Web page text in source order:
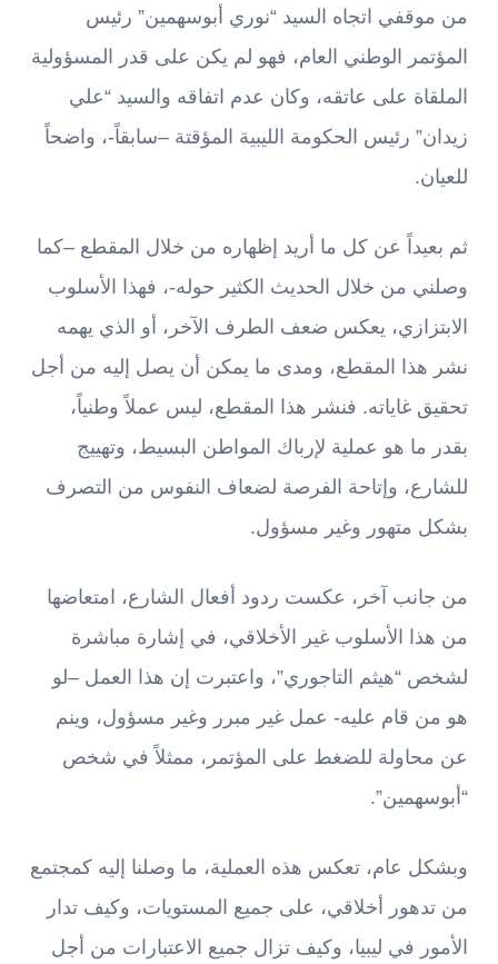
من موقفي اتجاه السيد “نوري أبوسهمين” رئيس
المؤتمر الوطني العام، فهو لم يكن على قدر المسؤولية
الملقاة على عاتقه، وكان عدم اتفاقه والسيد “علي
زيدان” رئيس الحكومة الليبية المؤقتة –سابقاً-، واضحاً
للعيان.
ثم بعيداً عن كل ما أريد إظهاره من خلال المقطع –كما
وصلني من خلال الحديث الكثير حوله-، فهذا الأسلوب
الابتزازي، يعكس ضعف الطرف الآخر، أو الذي يهمه
نشر هذا المقطع، ومدى ما يمكن أن يصل إليه من أجل
تحقيق غاياته. فنشر هذا المقطع، ليس عملاً وطنياً،
بقدر ما هو عملية لإرباك المواطن البسيط، وتهييج
للشارع، وإتاحة الفرصة لضعاف النفوس من التصرف
بشكل متهور وغير مسؤول.
من جانب آخر، عكست ردود أفعال الشارع، امتعاضها
من هذا الأسلوب غير الأخلاقي، في إشارة مباشرة
لشخص “هيثم التاجوري”، واعتبرت إن هذا العمل –لو
هو من قام عليه- عمل غير مبرر وغير مسؤول، وينم
عن محاولة للضغط على المؤتمر، ممثلاً في شخص
“أبوسهمين”.
وبشكل عام، تعكس هذه العملية، ما وصلنا إليه كمجتمع
من تدهور أخلاقي، على جميع المستويات، وكيف تدار
الأمور في ليبيا، وكيف تزال جميع الاعتبارات من أجل